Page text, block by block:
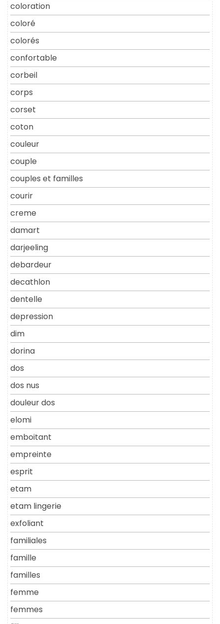
coloration
coloré
colorés
confortable
corbeil
corps
corset
coton
couleur
couple
couples et familles
courir
creme
damart
darjeeling
debardeur
decathlon
dentelle
depression
dim
dorina
dos
dos nus
douleur dos
elomi
emboitant
empreinte
esprit
etam
etam lingerie
exfoliant
familiales
famille
familles
femme
femmes